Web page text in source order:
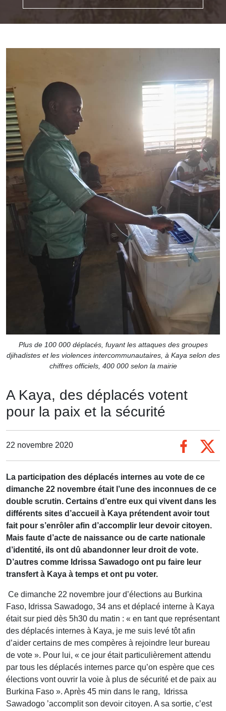
Plus de 100 000 déplacés, fuyant les attaques des groupes
djihadistes et les violences intercommunautaires, à Kaya selon des
chiffres officiels, 400 000 selon la mairie
A Kaya, des déplacés votent
pour la paix et la sécurité
22 novembre 2020
La participation des déplacés internes au vote de ce
dimanche 22 novembre était l’une des inconnues de ce
double scrutin. Certains d’entre eux qui vivent dans les
différents sites d’accueil à Kaya prétendent avoir tout
fait pour s’enrôler afin d’accomplir leur devoir citoyen.
Mais faute d’acte de naissance ou de carte nationale
d’identité, ils ont dû abandonner leur droit de vote.
D’autres comme Idrissa Sawadogo ont pu faire leur
transfert à Kaya à temps et ont pu voter.
Ce dimanche 22 novembre jour d’élections au Burkina
Faso, Idrissa Sawadogo, 34 ans et déplacé interne à Kaya
était sur pied dès 5h30 du matin : « en tant que représentant
des déplacés internes à Kaya, je me suis levé tôt afin
d’aider certains de mes compères à rejoindre leur bureau
de vote ». Pour lui, « ce jour était particulièrement attendu
par tous les déplacés internes parce qu’on espère que ces
élections vont ouvrir la voie à plus de sécurité et de paix au
Burkina Faso ». Après 45 min dans le rang, Idrissa
Sawadogo ’accomplit son devoir citoyen. A sa sortie, c’est